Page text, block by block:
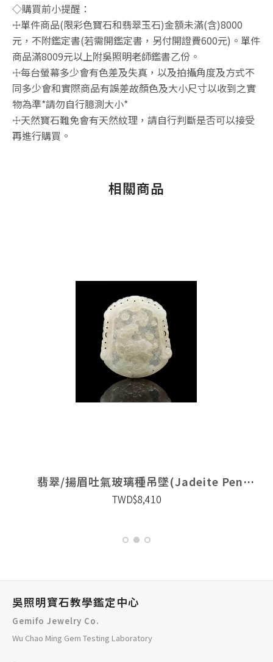
◇購買前小提醒：
☩單件商品(限彩色寶石和翡翠玉石)金額未滿(含)8000
元，不附鑑定書(若需開鑑定書，另付開證費600元)。單件
商品滿8009元以上附吳照明老師鑑書乙份。
☩每台螢幕多少會有色差及失真，以及拍攝角度及方式不
同多少會和實際商品有誤差故顏色及大小尺寸以收到之實
物為準*請勿自行臆測大小*
☩天然寶石難免會有天然紋理，請自行判斷是否可以接受
再進行購買。
相關商品
翡翠/揚眉吐氣玻璃種吊墜(Jadeite Pendant)
TWD$8,410
吳照明寶石教學鑑定中心
Gemifo Jewelry Co.
Wu Chao Ming Gem Testing Laboratory